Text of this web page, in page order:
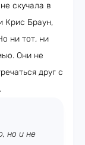
скучала в
Крис Браун,
ни тот, ни
Они не
друг с
но и не